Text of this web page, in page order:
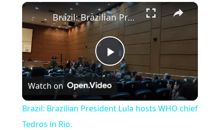
×
Play Video
Brazil: Brazilian President Lula hosts WHO chief Tedros in Rio.
Watch on
Brazil: Brazilian President Lula hosts WHO chief
Tedros in Rio.